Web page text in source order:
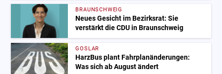
BRAUNSCHWEIG
Neues Gesicht im Bezirksrat: Sie
verstärkt die CDU in Braunschweig
GOSLAR
HarzBus plant Fahrplanänderungen:
Was sich ab August ändert